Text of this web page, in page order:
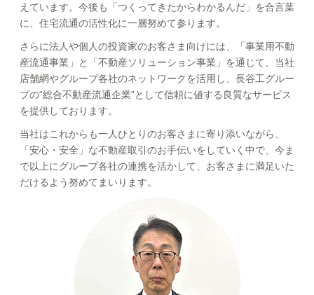
えています。今後も「つくってきたからわかるんだ」を合言葉
に、住宅流通の活性化に一層努めて参ります。
さらに法人や個人の投資家のお客さま向けには、「事業用不動
産流通事業」と「不動産ソリューション事業」を通じて、当社
店舗網やグループ各社のネットワークを活用し、長谷工グルー
プの“総合不動産流通企業”として信頼に値する良質なサービス
を提供しております。
当社はこれからも一人ひとりのお客さまに寄り添いながら、
「安心・安全」な不動産取引のお手伝いをしていく中で、今ま
で以上にグループ各社の連携を活かして、お客さまに満足いた
だけるよう努めてまいります。